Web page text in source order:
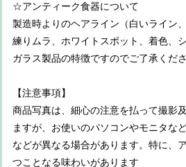
☆アンティーク食器について
製造時よりのヘアライン（白いライン
練りムラ、ホワイトスポット、着色、
ガラス製品の特徴ですのでご了承くだ
【注意事項】
商品写真は、細心の注意を払って撮影
ますが、お使いのパソコンやモニタな
などが異なる場合があります。特に、
つことなる味わいがあります